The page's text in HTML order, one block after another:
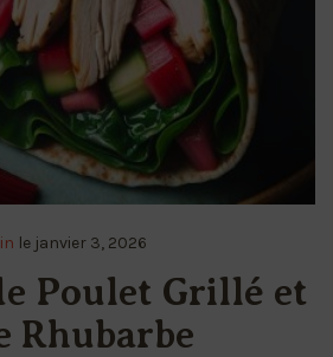
le janvier 3, 2026
Poulet Grillé et
Rhubarbe